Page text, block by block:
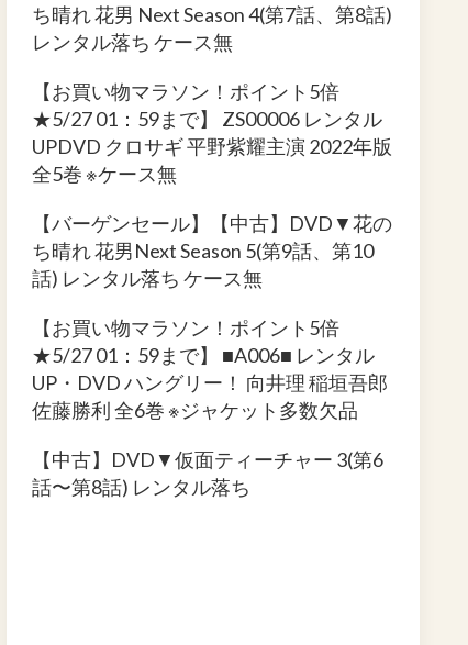
ち晴れ 花男 Next Season 4(第7話、第8話)
レンタル落ち ケース無
【お買い物マラソン！ポイント5倍
★5/27 01：59まで】 ZS00006 レンタル
UPDVD クロサギ 平野紫耀主演 2022年版
全5巻 ※ケース無
【バーゲンセール】【中古】DVD▼花の
ち晴れ 花男Next Season 5(第9話、第10
話) レンタル落ち ケース無
【お買い物マラソン！ポイント5倍
★5/27 01：59まで】 ■A006■ レンタル
UP・DVD ハングリー！ 向井理 稲垣吾郎
佐藤勝利 全6巻 ※ジャケット多数欠品
【中古】DVD▼仮面ティーチャー 3(第6
話〜第8話) レンタル落ち